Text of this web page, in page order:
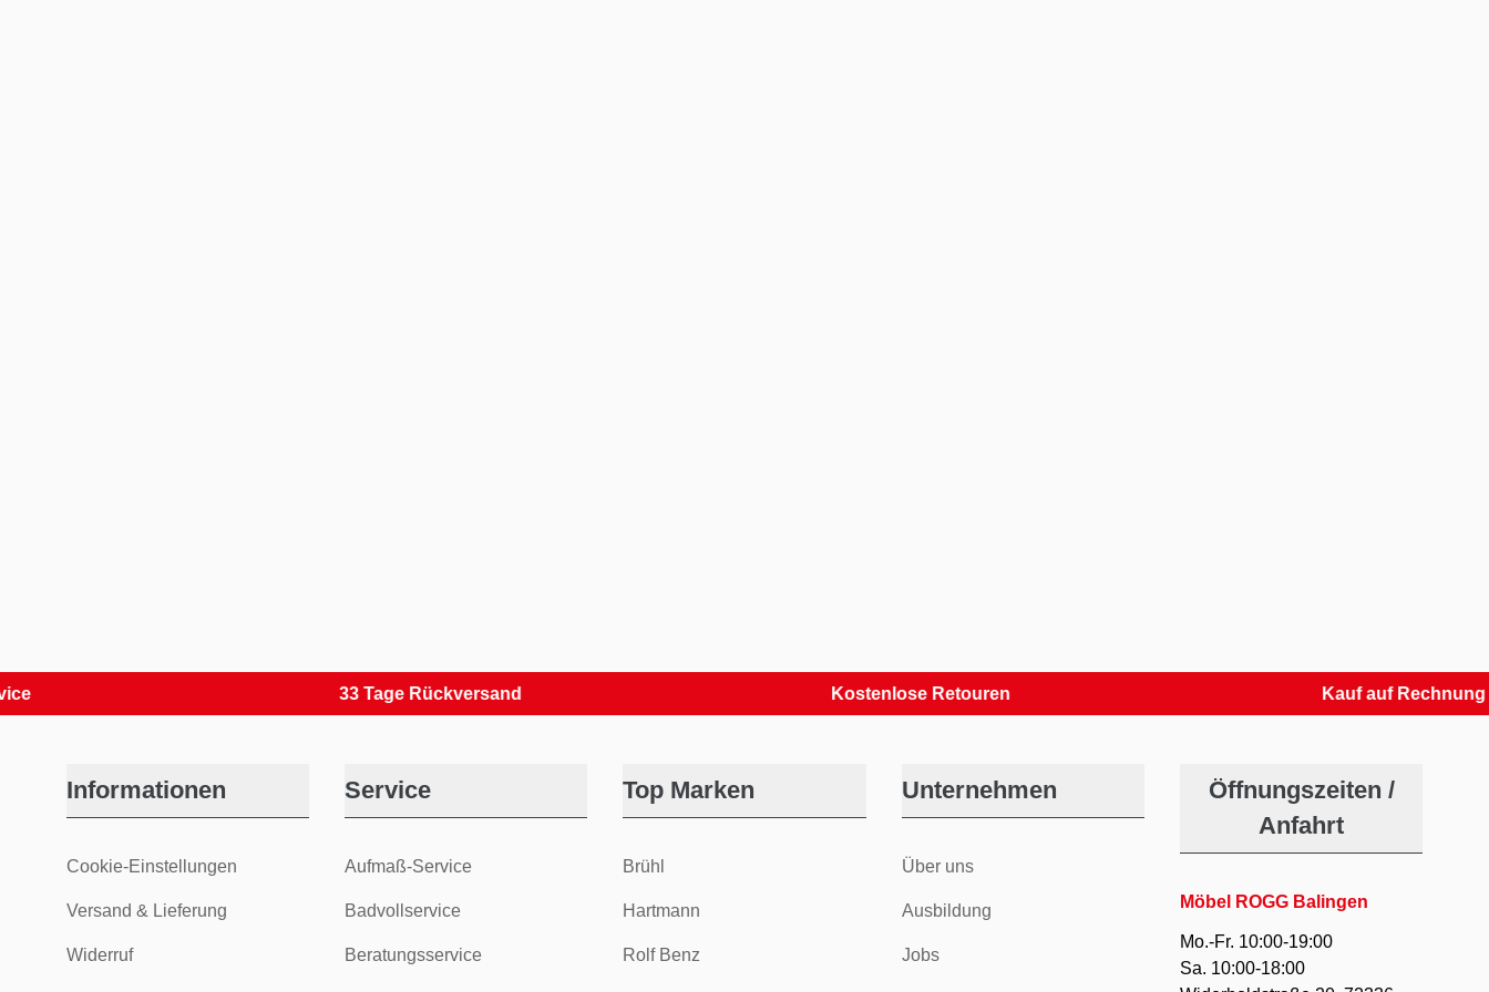
33 Tage Rückversand Kostenlose Retouren Kauf auf Rechnung
Informationen
Cookie-Einstellungen
Versand & Lieferung
Widerruf
Service
Aufmaß-Service
Badvollservice
Beratungsservice
Top Marken
Brühl
Hartmann
Rolf Benz
Unternehmen
Über uns
Ausbildung
Jobs
Öffnungszeiten /
Anfahrt
Möbel ROGG Balingen
Mo.-Fr. 10:00-19:00
Sa. 10:00-18:00